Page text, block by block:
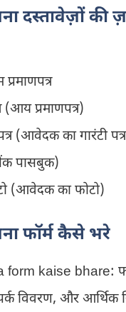
दस्तावेज़ों की
(आय प्रमाणपत्र)
(आवेदक का गारंटी
पासबुक)
(आवेदक का फोटो)
फॉर्म कैसे भरे
kaise bhare:
विवरण, और आर्थिक